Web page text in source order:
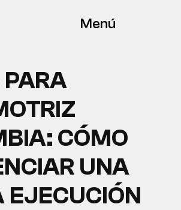
Menú
CÓMO
UNA
EJECUCIÓN